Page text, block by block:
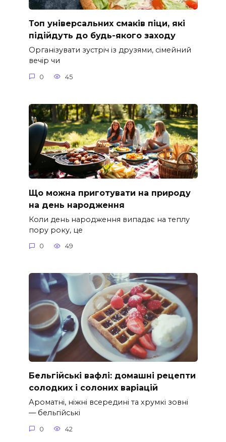
Топ універсальних смаків піци, які
підійдуть до будь-якого заходу
Організувати зустріч із друзями, сімейний
вечір чи
0 45
Що можна приготувати на природу
на день народження
Коли день народження випадає на теплу
пору року, це
0 49
Бельгійські вафлі: домашні рецепти
солодких і солоних варіацій
Ароматні, ніжні всередині та хрумкі зовні
— бельгійські
0 42